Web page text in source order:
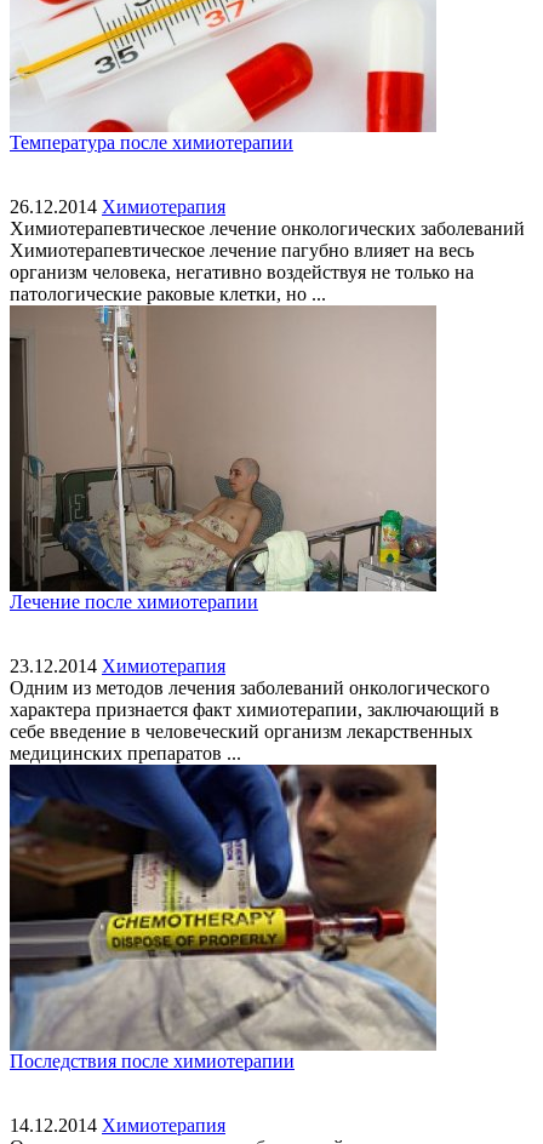
Температура после химиотерапии
26.12.2014 Химиотерапия
Химиотерапевтическое лечение онкологических заболеваний
Химиотерапевтическое лечение пагубно влияет на весь
организм человека, негативно воздействуя не только на
патологические раковые клетки, но ...
Лечение после химиотерапии
23.12.2014 Химиотерапия
Одним из методов лечения заболеваний онкологического
характера признается факт химиотерапии, заключающий в
себе введение в человеческий организм лекарственных
медицинских препаратов ...
Последствия после химиотерапии
14.12.2014 Химиотерапия